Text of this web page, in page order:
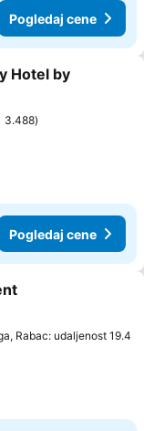
Pogledaj cene
Hotel by
3.488
Pogledaj cene
Rabac: udaljenost 19.4